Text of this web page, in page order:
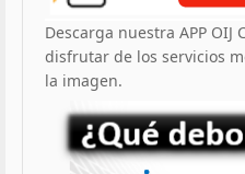
Descarga nuestra APP OIJ
disfrutar de los servicios
la imagen.